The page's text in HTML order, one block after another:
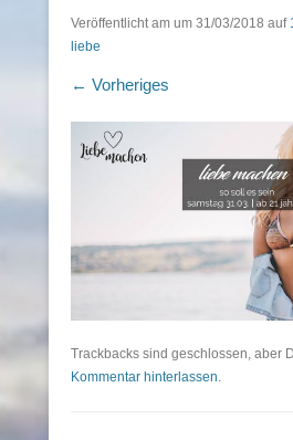
Veröffentlicht am um 31/03/2018 auf
liebe
← Vorheriges
Trackbacks sind geschlossen, aber
Kommentar hinterlassen.